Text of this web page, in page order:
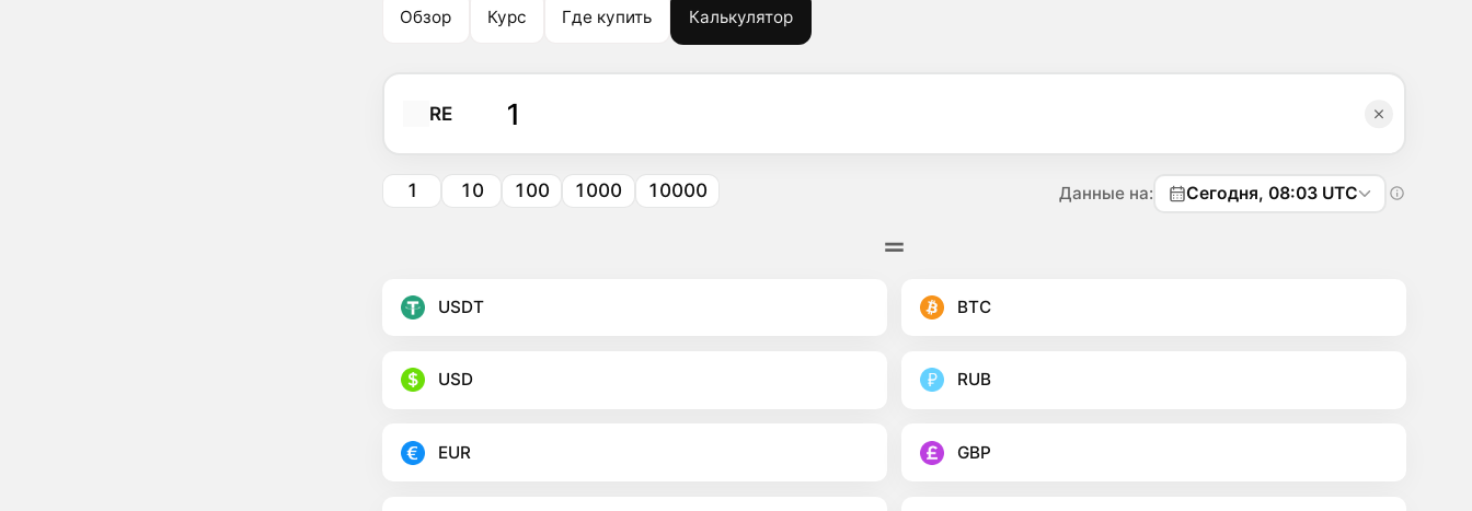
Обзор Курс Где купить Калькулятор
RE
1 10 100 1000 10000 Данные на: Сегодня, 08:03 UTC
USDT BTC
USD RUB
EUR GBP